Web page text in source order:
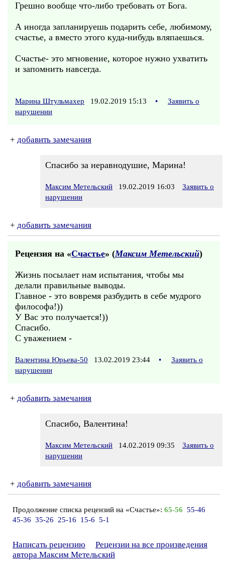
Грешно вообще что-либо требовать от Бога.
А иногда запланируешь подарить себе, любимому,
счастье, а вместо этого куда-нибудь вляпаешься.
Счастье- это мгновение, которое нужно ухватить
и запомнить навсегда.
Марина Штульмахер 19.02.2019 15:13 •
Заявить о
нарушении
+ добавить замечания
Спасибо за неравнодушие, Марина!
Максим Метельский 19.02.2019 16:03
Заявить о
нарушении
+ добавить замечания
Рецензия на «Счастье» (Максим Метельский)
Жизнь посылает нам испытания, чтобы мы
делали правильные выводы.
Главное - это вовремя разбудить в себе мудрого
философа!))
У Вас это получается!))
Спасибо.
С уважением -
Валентина Юрьева-50 13.02.2019 23:44 •
Заявить о
нарушении
+ добавить замечания
Спасибо, Валентина!
Максим Метельский 14.02.2019 09:35
Заявить о
нарушении
+ добавить замечания
Продолжение списка рецензий на «Счастье»: 65-56 55-46
45-36 35-26 25-16 15-6 5-1
Написать рецензию
Рецензии на все произведения
автора Максим Метельский